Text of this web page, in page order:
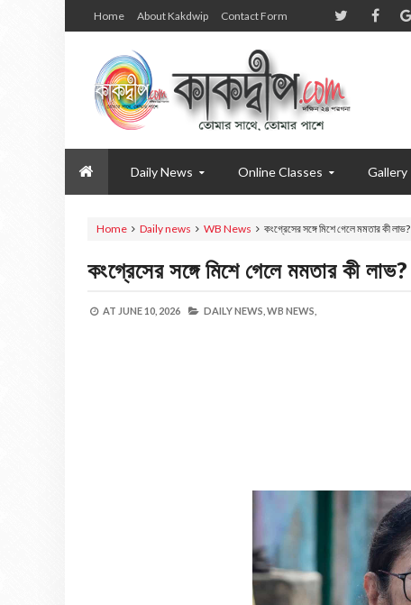
Home About Kakdwip Contact Form
Daily News Online Classes Gallery
Home Daily news WB News কংগ্রেসের সঙ্গে মিশে গেলে মমতার কী লাভ?
কংগ্রেসের সঙ্গে মিশে গেলে মমতার কী লাভ?
AT JUNE 10, 2026 DAILY NEWS, WB NEWS,